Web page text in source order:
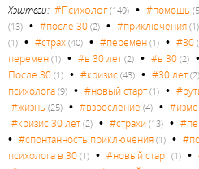
Хэштеги: #Психолог(149) • #помощь
(13) • #после 30 (2) • #приключения (1)
(1) • #страх (40) • #перемен (1) • #30
перемен (1) • #в 30 лет(2) • #в 30 (2) •
После 30 (1) • #кризис (43) • #30 лет(2)
психолога (9) • #новый старт(1) •
#жизнь (25) • #взросление (4) •
#кризис 30 лет(2) • #страхи (13) •
• #спонтанность приключения (1) •
психолога в 30 (1) • #новый старт(1) •